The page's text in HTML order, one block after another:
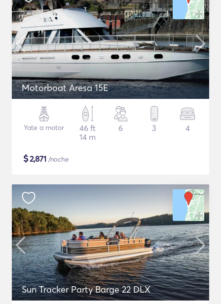
Motorboat Aresa 15E
Yate a motor
46 ft
14 m
6 3 4
$2,871 /noche
Sun Tracker Party Barge 22 DLX